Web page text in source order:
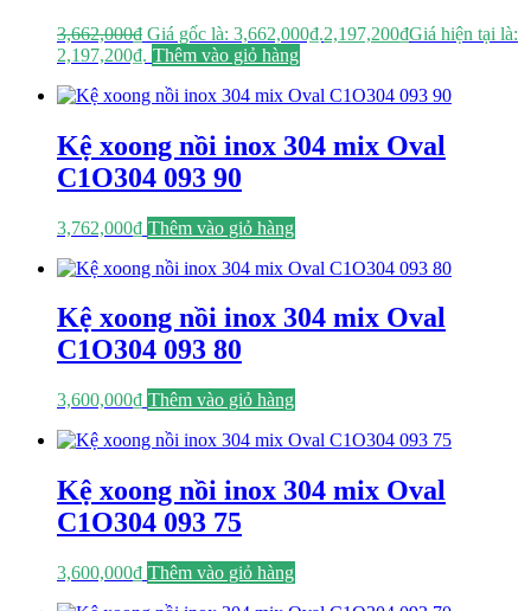
3,662,000₫ Giá gốc là: 3,662,000₫.2,197,200₫Giá hiện tại là:
2,197,200₫. Thêm vào giỏ hàng
Kệ xoong nồi inox 304 mix Oval
C1O304 093 90
3,762,000₫ Thêm vào giỏ hàng
Kệ xoong nồi inox 304 mix Oval
C1O304 093 80
3,600,000₫ Thêm vào giỏ hàng
Kệ xoong nồi inox 304 mix Oval
C1O304 093 75
3,600,000₫ Thêm vào giỏ hàng